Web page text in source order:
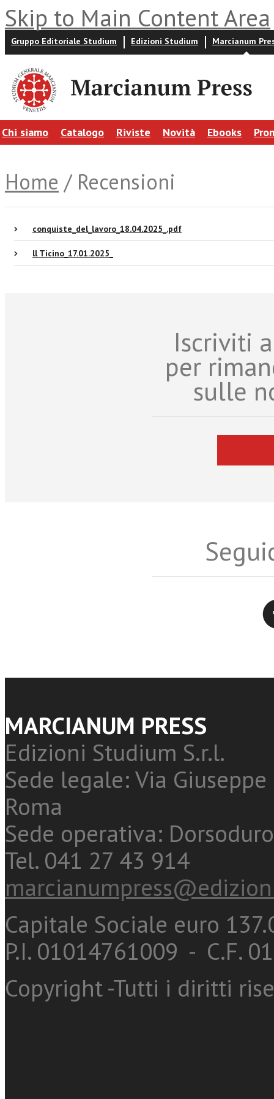
Skip to Main Content Area
Gruppo Editoriale Studium Edizioni Studium Marcianum
Chi siamo Catalogo Riviste Novità Ebooks
Home / Recensioni
conquiste_del_lavoro_18.04.2025_.pdf
ll Ticino_17.01.2025_
Iscriviti
per
sulle
MARCIANUM PRESS
Edizioni Studium S.r.l.
Sede legale: Via
Roma
Sede operativa:
Tel. 041 27 43 914
Capitale Sociale euro
P.I. 01014761009 - C.F.
Copyright -Tutti i diritti